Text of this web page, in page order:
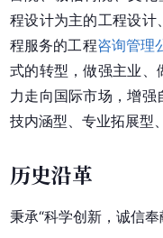
程设计为主的工程设
程服务的工程咨询管理
式的转型，做强主业、
力走向国际市场，增强
技内涵型、专业拓展型
历史沿革
秉承“科学创新，诚信